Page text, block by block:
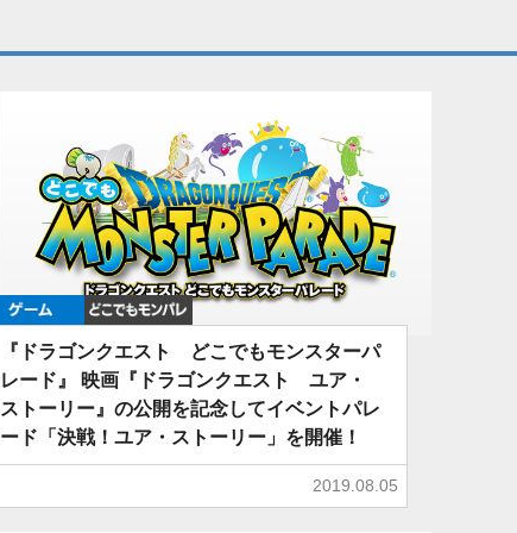
ゲーム どこでもDQMP
『ドラゴンクエスト どこでもモンスターパ
レード』 映画『ドラゴンクエスト ユア・
ストーリー』の公開を記念してイベントパレ
ード「決戦！ユア・ストーリー」を開催！
2019.08.05